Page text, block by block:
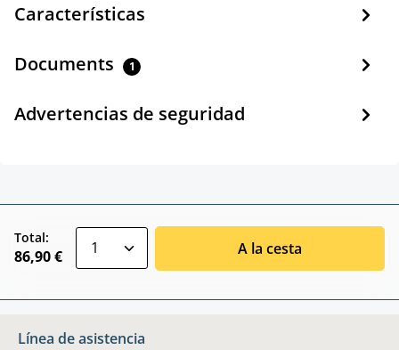
Características
Documents 1
Advertencias de seguridad
Total:
86,90 € A la cesta
Línea de asistencia